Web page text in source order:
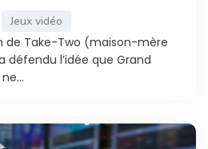
Jeux vidéo
de Take-Two (maison-mère
défendu l’idée que Grand